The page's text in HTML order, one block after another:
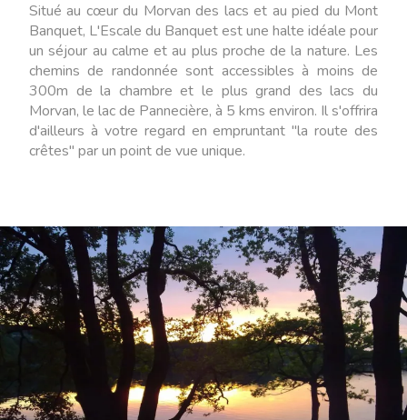
Situé au cœur du Morvan des lacs et au pied du Mont
Banquet, L'Escale du Banquet est une halte idéale pour
un séjour au calme et au plus proche de la nature. Les
chemins de randonnée sont accessibles à moins de
300m de la chambre et le plus grand des lacs du
Morvan, le lac de Pannecière, à 5 kms environ. Il s'offrira
d'ailleurs à votre regard en empruntant "la route des
crêtes" par un point de vue unique.